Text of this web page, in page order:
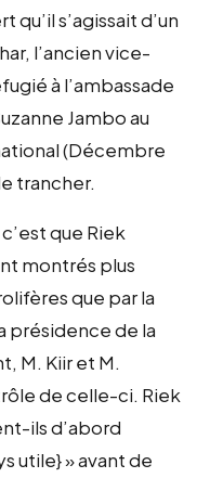
qu’il s’agissait d’un
l’ancien vice-
à l’ambassade
Jambo au
(Décembre
trancher.
que Riek
montrés plus
que par la
présidence de la
M. Kiir et M.
de celle-ci. Riek
ils d’abord
utile} » avant de